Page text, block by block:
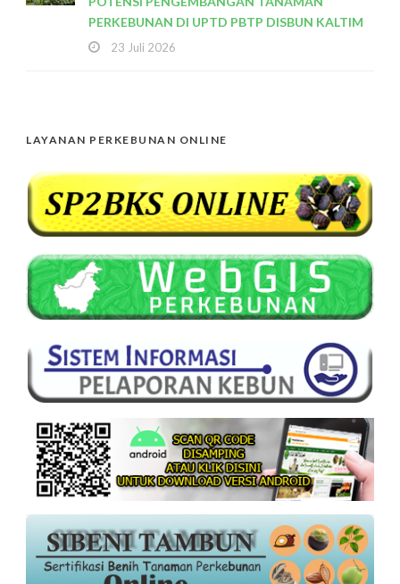
PERKEBUNAN DI UPTD PBTP DISBUN KALTIM
23 Juli 2026
LAYANAN PERKEBUNAN ONLINE